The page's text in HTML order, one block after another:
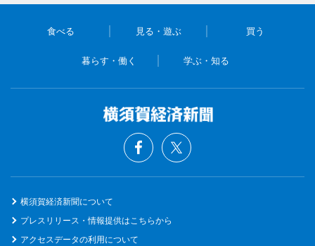
食べる 見る・遊ぶ 買う
暮らす・働く 学ぶ・知る
横須賀経済新聞について
プレスリリース・情報提供はこちらから
アクセスデータの利用について